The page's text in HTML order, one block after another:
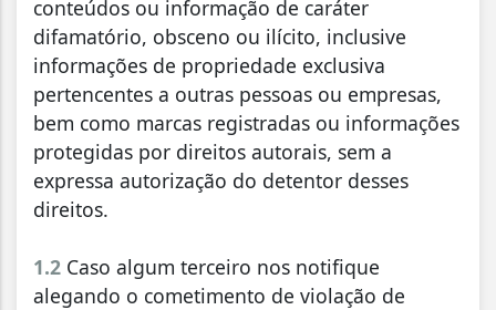
conteúdos ou informação de caráter
difamatório, obsceno ou ilícito, inclusive
informações de propriedade exclusiva
pertencentes a outras pessoas ou empresas,
bem como marcas registradas ou informações
protegidas por direitos autorais, sem a
expressa autorização do detentor desses
direitos.
1.2 Caso algum terceiro nos notifique
alegando o cometimento de violação de